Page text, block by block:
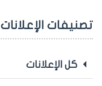
تصنيفات الإعلانات
كل الإعلانات